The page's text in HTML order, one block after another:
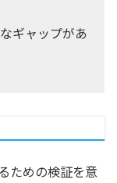
ギャップがあ
ための検証を意